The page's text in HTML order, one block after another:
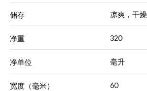
储存 凉爽，干燥
净重 320
净单位 毫升
宽度（毫米） 60